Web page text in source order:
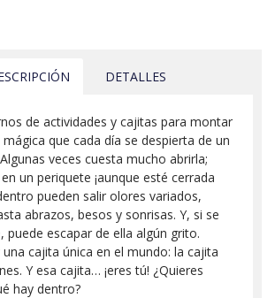
DETALLES
de actividades y cajitas para montar
que cada día se despierta de un
veces cuesta mucho abrirla;
un periquete ¡aunque esté cerrada
pueden salir olores variados,
abrazos, besos y sonrisas. Y, si se
puede escapar de ella algún grito.
una cajita única en el mundo: la cajita
Y esa cajita… ¡eres tú! ¿Quieres
hay dentro?